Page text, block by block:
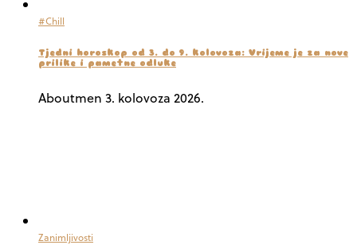
#Chill
Tjedni horoskop od 3. do 9. kolovoza: Vrijeme je za nove
prilike i pametne odluke
Aboutmen 3. kolovoza 2026.
Zanimljivosti